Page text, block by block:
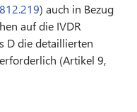
) auch in Bezug
auf die IVDR
D die detaillierten
(Artikel 9,